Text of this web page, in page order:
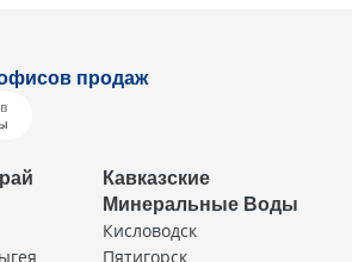
продаж
Кавказские
Минеральные Воды
Кисловодск
Пятигорск